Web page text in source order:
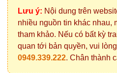
Lưu ý: Nội dung trên
nhiều nguồn tin khác nhau,
tham khảo. Nếu có bất kỳ
quan tới bản quyền, vui
0949.339.222. Chân thành